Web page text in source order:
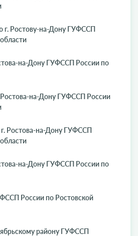
Ростову-на-Дону ГУФССП
на-Дону ГУФССП России по
на-Дону ГУФССП России
Ростова-на-Дону ГУФССП
на-Дону ГУФССП России по
России по Ростовской
району ГУФССП